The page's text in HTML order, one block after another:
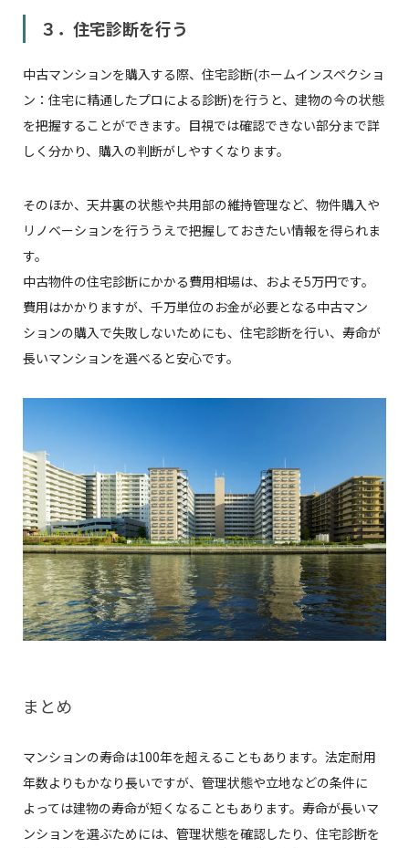
３．住宅診断を行う
中古マンションを購入する際、住宅診断(ホームインスペクショ
ン：住宅に精通したプロによる診断)を行うと、建物の今の状態
を把握することができます。目視では確認できない部分まで詳
しく分かり、購入の判断がしやすくなります。
そのほか、天井裏の状態や共用部の維持管理など、物件購入や
リノベーションを行ううえで把握しておきたい情報を得られま
す。
中古物件の住宅診断にかかる費用相場は、およそ5万円です。
費用はかかりますが、千万単位のお金が必要となる中古マン
ションの購入で失敗しないためにも、住宅診断を行い、寿命が
長いマンションを選べると安心です。
まとめ
マンションの寿命は100年を超えることもあります。法定耐用
年数よりもかなり長いですが、管理状態や立地などの条件に
よっては建物の寿命が短くなることもあります。寿命が長いマ
ンションを選ぶためには、管理状態を確認したり、住宅診断を